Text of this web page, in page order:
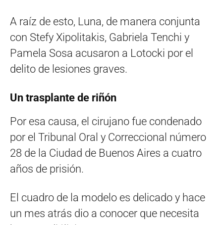
A raíz de esto, Luna, de manera conjunta
con Stefy Xipolitakis, Gabriela Tenchi y
Pamela Sosa acusaron a Lotocki por el
delito de lesiones graves.
Un trasplante de riñón
Por esa causa, el cirujano fue condenado
por el Tribunal Oral y Correccional número
28 de la Ciudad de Buenos Aires a cuatro
años de prisión.
El cuadro de la modelo es delicado y hace
un mes atrás dio a conocer que necesita